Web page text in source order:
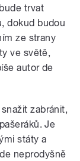
trvat
dokud budou
ze strany
ve světě,
autor de
zabránit,
Je
státy a
neprodyšně